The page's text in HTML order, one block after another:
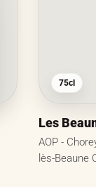
75cl
Les
AOP -
lès-Beaune